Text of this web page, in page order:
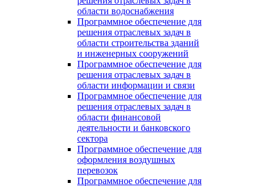
области водоснабжения
Программное обеспечение для
решения отраслевых задач в
области строительства зданий
и инженерных сооружений
Программное обеспечение для
решения отраслевых задач в
области информации и связи
Программное обеспечение для
решения отраслевых задач в
области финансовой
деятельности и банковского
сектора
Программное обеспечение для
оформления воздушных
перевозок
Программное обеспечение для